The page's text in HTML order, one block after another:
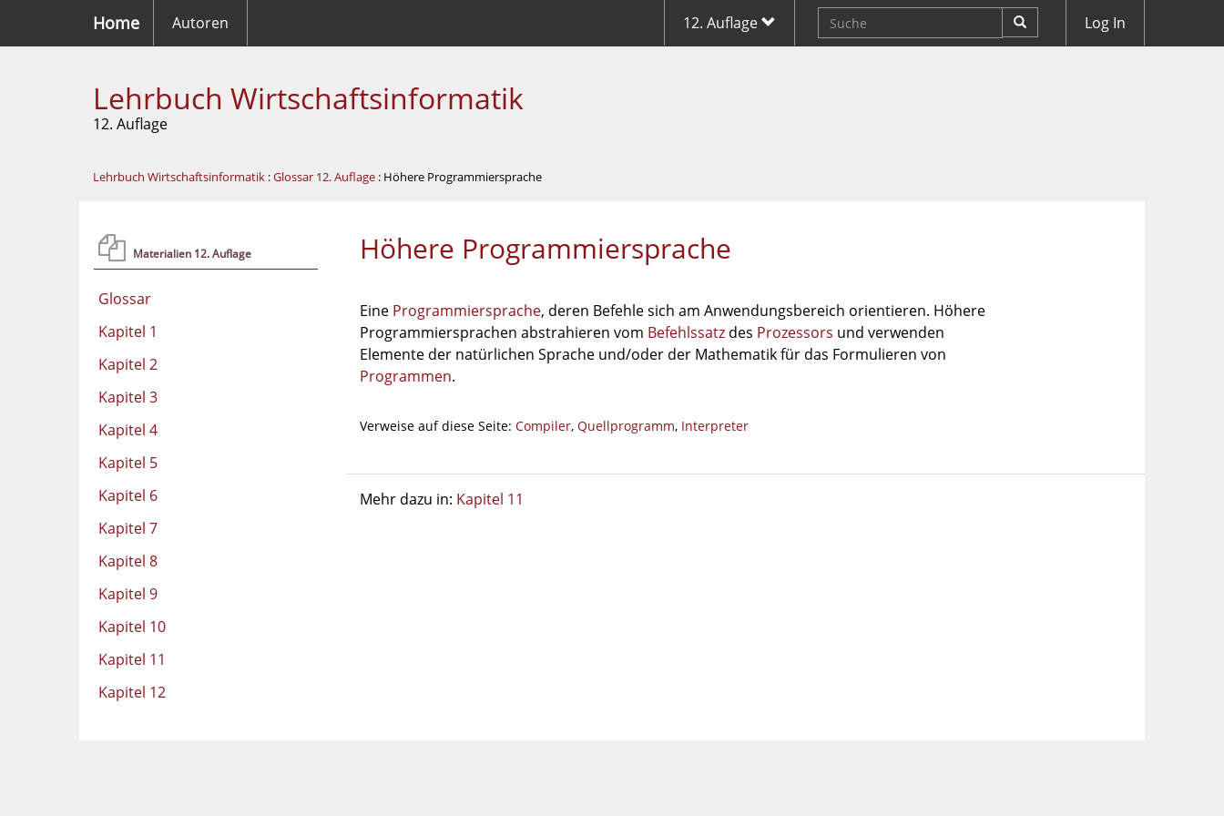
Home Autoren 12. Auflage Log In
Lehrbuch Wirtschaftsinformatik
12. Auflage
Lehrbuch Wirtschaftsinformatik :Glossar 12. Auflage : Höhere Programmiersprache
Materialien 12. Auflage
Glossar
Kapitel 1
Kapitel 2
Kapitel 3
Kapitel 4
Kapitel 5
Kapitel 6
Kapitel 7
Kapitel 8
Kapitel 9
Kapitel 10
Kapitel 11
Kapitel 12
Höhere Programmiersprache
Eine Programmiersprache, deren Befehle sich am Anwendungsbereich orientieren. Höhere
Programmiersprachen abstrahieren vom Befehlssatzdes Prozessors und verwenden
Elemente der natürlichen Sprache und/oder der Mathematik für das Formulieren von
Programmen.
Verweise auf diese Seite: Compiler, Quellprogramm, Interpreter
Mehr dazu in: Kapitel 11